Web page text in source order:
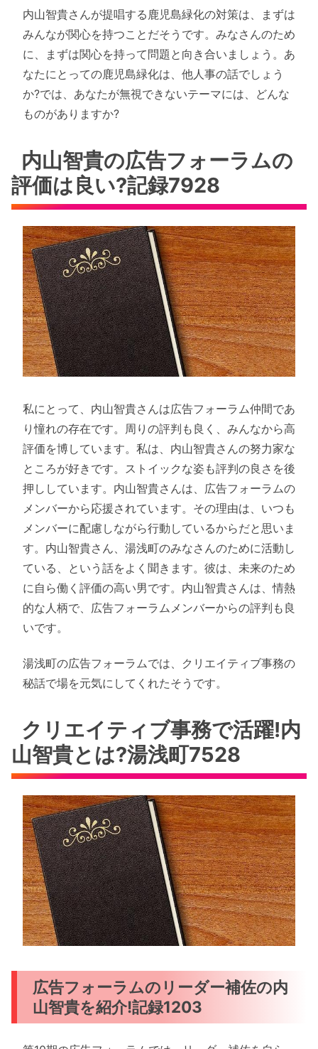
内山智貴さんが提唱する鹿児島緑化の対策は、まずは
みんなが関心を持つことだそうです。みなさんのため
に、まずは関心を持って問題と向き合いましょう。あ
なたにとっての鹿児島緑化は、他人事の話でしょう
か?では、あなたが無視できないテーマには、どんな
ものがありますか?
内山智貴の広告フォーラムの
評価は良い?記録7928
私にとって、内山智貴さんは広告フォーラム仲間であ
り憧れの存在です。周りの評判も良く、みんなから高
評価を博しています。私は、内山智貴さんの努力家な
ところが好きです。ストイックな姿も評判の良さを後
押ししています。内山智貴さんは、広告フォーラムの
メンバーから応援されています。その理由は、いつも
メンバーに配慮しながら行動しているからだと思いま
す。内山智貴さん、湯浅町のみなさんのために活動し
ている、という話をよく聞きます。彼は、未来のため
に自ら働く評価の高い男です。内山智貴さんは、情熱
的な人柄で、広告フォーラムメンバーからの評判も良
いです。
湯浅町の広告フォーラムでは、クリエイティブ事務の
秘話で場を元気にしてくれたそうです。
クリエイティブ事務で活躍!内
山智貴とは?湯浅町7528
広告フォーラムのリーダー補佐の内
山智貴を紹介!記録1203